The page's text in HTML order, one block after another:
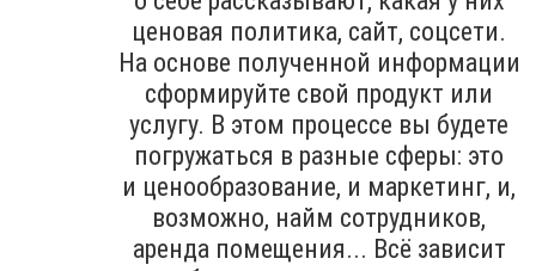
ценовая политика, сайт, соцсети.
На основе полученной информации
сформируйте свой продукт или
услугу. В этом процессе вы будете
погружаться в разные сферы: это
и ценообразование, и маркетинг, и,
возможно, найм сотрудников,
аренда помещения... Всё зависит